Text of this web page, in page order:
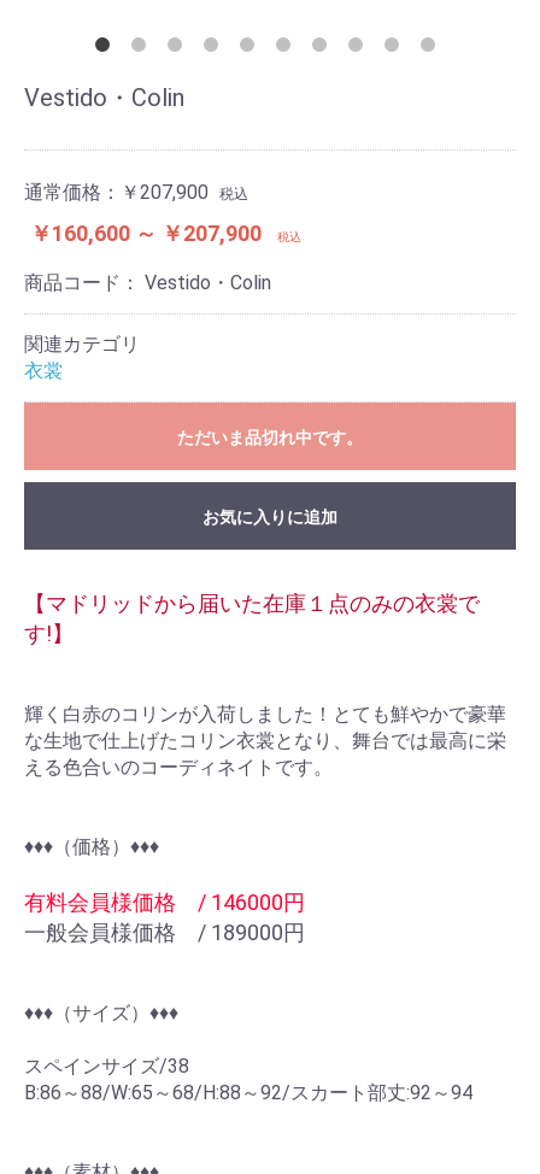
Vestido・Colin
通常価格： ￥207,900 税込
￥160,600 ～ ￥207,900 税込
商品コード： Vestido・Colin
関連カテゴリ
衣裳
ただいま品切れ中です。
お気に入りに追加
【マドリッドから届いた在庫１点のみの衣裳で
す!】
輝く白赤のコリンが入荷しました！とても鮮やかで豪華
な生地で仕上げたコリン衣裳となり、舞台では最高に栄
える色合いのコーディネイトです。
♦︎♦︎♦︎（価格）♦︎♦︎♦︎
有料会員様価格 / 146000円
一般会員様価格 / 189000円
♦︎♦︎♦︎（サイズ）♦︎♦︎♦︎
スペインサイズ/38
B:86～88/W:65～68/H:88～92/スカート部丈:92～94